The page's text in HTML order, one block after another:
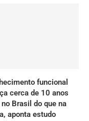
funcional
cerca de 10 anos
Brasil do que na
aponta estudo